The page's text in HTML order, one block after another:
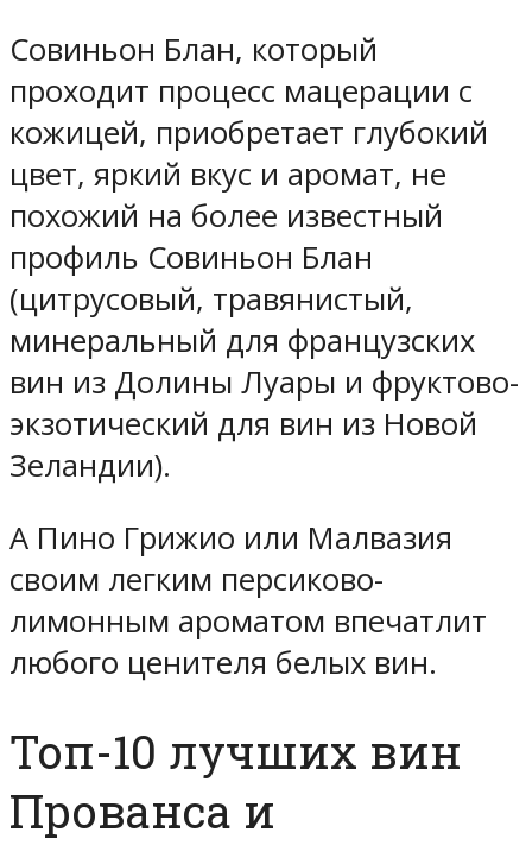
Совиньон Блан, который
проходит процесс мацерации с
кожицей, приобретает глубокий
цвет, яркий вкус и аромат, не
похожий на более известный
профиль Совиньон Блан
(цитрусовый, травянистый,
минеральный для французских
вин из Долины Луары и фруктово-
экзотический для вин из Новой
Зеландии).
А Пино Грижио или Малвазия
своим легким персиково-
лимонным ароматом впечатлит
любого ценителя белых вин.
Топ-10 лучших вин
Прованса и